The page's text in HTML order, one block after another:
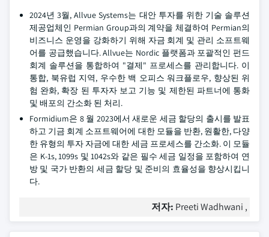
2024년 3월, Allvue Systems는 대안 투자를 위한 기술 솔루션
제공업체인 Permian Group과의 계약을 체결하여 Permian의
비즈니스 운영을 강화하기 위해 자금 회계 및 관리 소프트웨
어를 공급했습니다. Allvue는 Nordic 플랫폼과 포괄적인 펀드
회계 솔루션을 통합하여 "결제" 프로세스를 관리합니다. 이
통합, 북유럽 지역, 우수한 백 오피스 워크플로우, 향상된 위
험 완화, 확장 된 투자자 보고 기능 및 제한된 파트너에 통화
및 배포의 간소화 된 처리.
Formidium은 8 월 2023에서 새로운 세금 할당의 출시를 발표
하고 기금 회계 소프트웨어에 대한 모듈을 반환, 원활한, 다양
한 유형의 투자 자금에 대한 세금 프로세스를 간소화. 이 모듈
은 K-1s, 1099s 및 1042s와 같은 필수 세금 일정을 포함하여 연
방 및 국가 반환의 세금 할당 및 준비의 효율성을 향상시킵니
다.
저자: Preeti Wadhwani ,